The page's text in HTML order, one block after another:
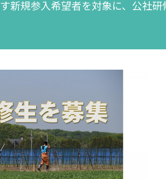
新規参入希望者を対象に、公社研